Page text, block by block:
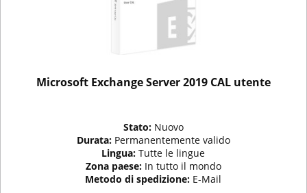
Microsoft Exchange Server 2019 CAL utente
Stato: Nuovo
Durata: Permanentemente valido
Lingua:Tutte le lingue
Zona paese: In tutto il mondo
Metodo di spedizione: E-Mail